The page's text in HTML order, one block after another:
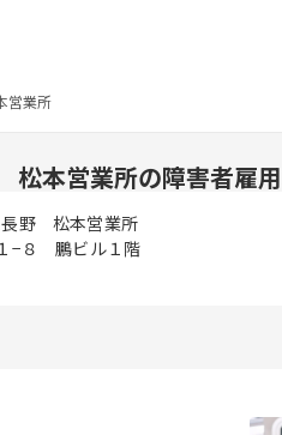
営業所
本営業所の障害者雇
野 松本営業所
−８ 鵬ビル１階